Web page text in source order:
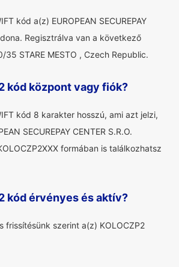
kód a(z) EUROPEAN SECUREPAY
Regisztrálva van a következő
35 STARE MESTO , Czech Republic.
kód központ vagy fiók?
kód 8 karakter hosszú, ami azt jelzi,
SECUREPAY CENTER S.R.O.
formában is találkozhatsz
kód érvényes és aktív?
frissítésünk szerint a(z) KOLOCZP2